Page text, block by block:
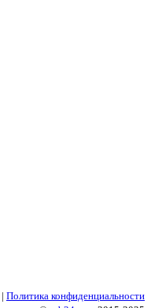
| Политика конфиденциальности